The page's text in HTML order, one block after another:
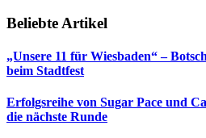
Beliebte Artikel
„Unsere 11 für Wiesbaden“ –
beim Stadtfest
Erfolgsreihe von Sugar Pace und
die nächste Runde